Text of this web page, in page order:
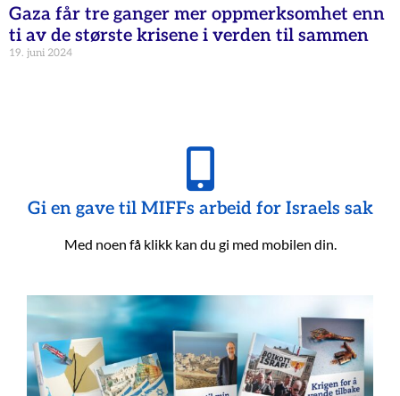
Gaza får tre ganger mer oppmerksomhet enn
ti av de største krisene i verden til sammen
19. juni 2024
Gi en gave til MIFFs arbeid for Israels sak
Med noen få klikk kan du gi med mobilen din.